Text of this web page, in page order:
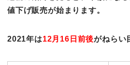
値下げ販売が始まります。
2021年は12月16日前後がねらい